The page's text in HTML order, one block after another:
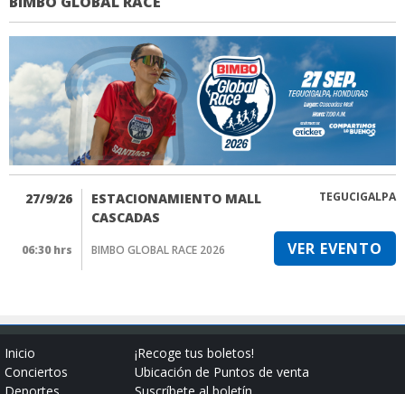
27/9/26
ESTACIONAMIENTO MALL
CASCADAS
TEGUCIGALPA
06:30 hrs BIMBO GLOBAL RACE 2026 VER EVENTO
Inicio
Conciertos
¡Recoge tus boletos!
Ubicación de Puntos de venta